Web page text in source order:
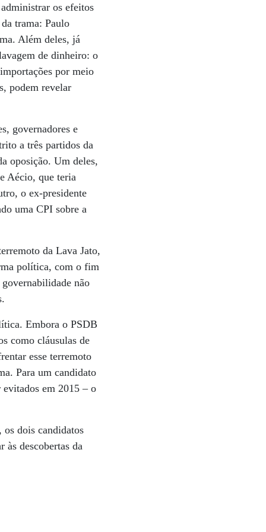
os efeitos
trama: Paulo
Além deles, já
de dinheiro: o
por meio
podem revelar
governadores e
a três partidos da
oposição. Um deles,
Aécio, que teria
o ex-presidente
uma CPI sobre a
da Lava Jato,
política, com o fim
não
Embora o PSDB
como cláusulas de
esse terremoto
Para um candidato
evitados em 2015 – o
os dois candidatos
às descobertas da